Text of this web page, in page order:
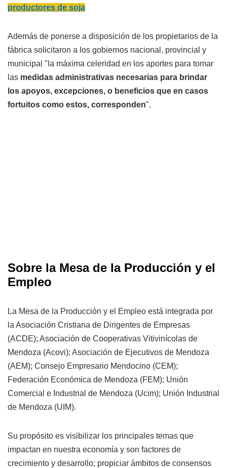
productores de soja
Además de ponerse a disposición de los propietarios de la
fábrica solicitaron a los gobiernos nacional, provincial y
municipal "la máxima celeridad en los aportes para tomar
las medidas administrativas necesarias para brindar
los apoyos, excepciones, o beneficios que en casos
fortuitos como estos, corresponden".
Sobre la Mesa de la Producción y el
Empleo
La Mesa de la Producción y el Empleo está integrada por
la Asociación Cristiana de Dirigentes de Empresas
(ACDE); Asociación de Cooperativas Vitivinícolas de
Mendoza (Acovi); Asociación de Ejecutivos de Mendoza
(AEM); Consejo Empresario Mendocino (CEM);
Federación Económica de Mendoza (FEM); Unión
Comercial e Industrial de Mendoza (Ucim); Unión Industrial
de Mendoza (UIM).
Su propósito es visibilizar los principales temas que
impactan en nuestra economía y son factores de
crecimiento y desarrollo; propiciar ámbitos de consensos